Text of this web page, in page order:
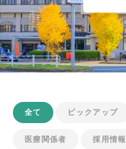
全て ピックアップ
医療関係者 採用情報